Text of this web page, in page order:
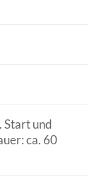
Start und
ca. 60